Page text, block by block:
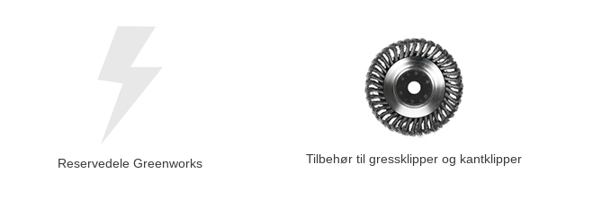
Reservedele Greenworks Tilbehør til gressklipper og kantklipper